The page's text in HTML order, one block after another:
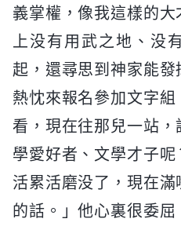
義掌權，像我這樣的
上没有用武之地、没
起，還尋思到神家能
熱忱來報名參加文字
看，現在往那兒一站
學愛好者、文學才子
活累活磨没了，現在
的話。」他心裏很委